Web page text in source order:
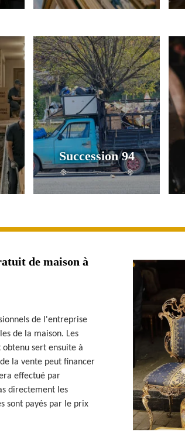
Succession 94
de maison à
de l'entreprise
de la maison. Les
sert ensuite à
la vente peut financer
effectué par
directement les
sont payés par le prix